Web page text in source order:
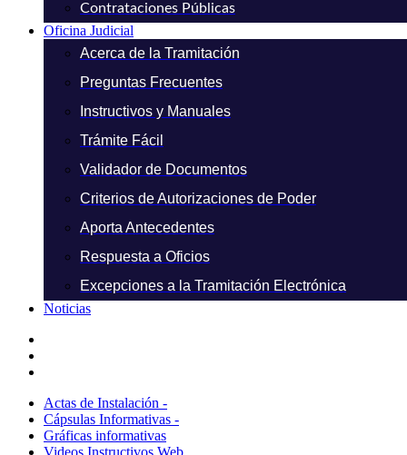
Contrataciones Públicas
Oficina Judicial
Acerca de la Tramitación
Preguntas Frecuentes
Instructivos y Manuales
Trámite Fácil
Validador de Documentos
Criterios de Autorizaciones de Poder
Aporta Antecedentes
Respuesta a Oficios
Excepciones a la Tramitación Electrónica
Noticias
Actas de Instalación -
Cápsulas Informativas -
Gráficas informativas
Videos Instructivos Web